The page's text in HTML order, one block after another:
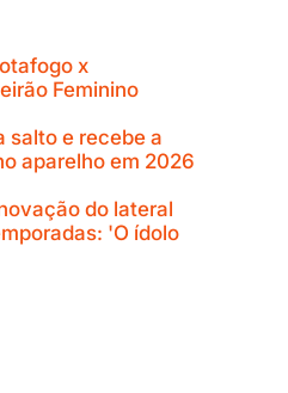
x
Feminino
salto e recebe a
aparelho em 2026
do lateral
'O ídolo